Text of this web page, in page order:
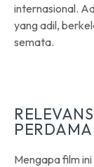
internasional.
yang adil,
semata.
Mengapa film